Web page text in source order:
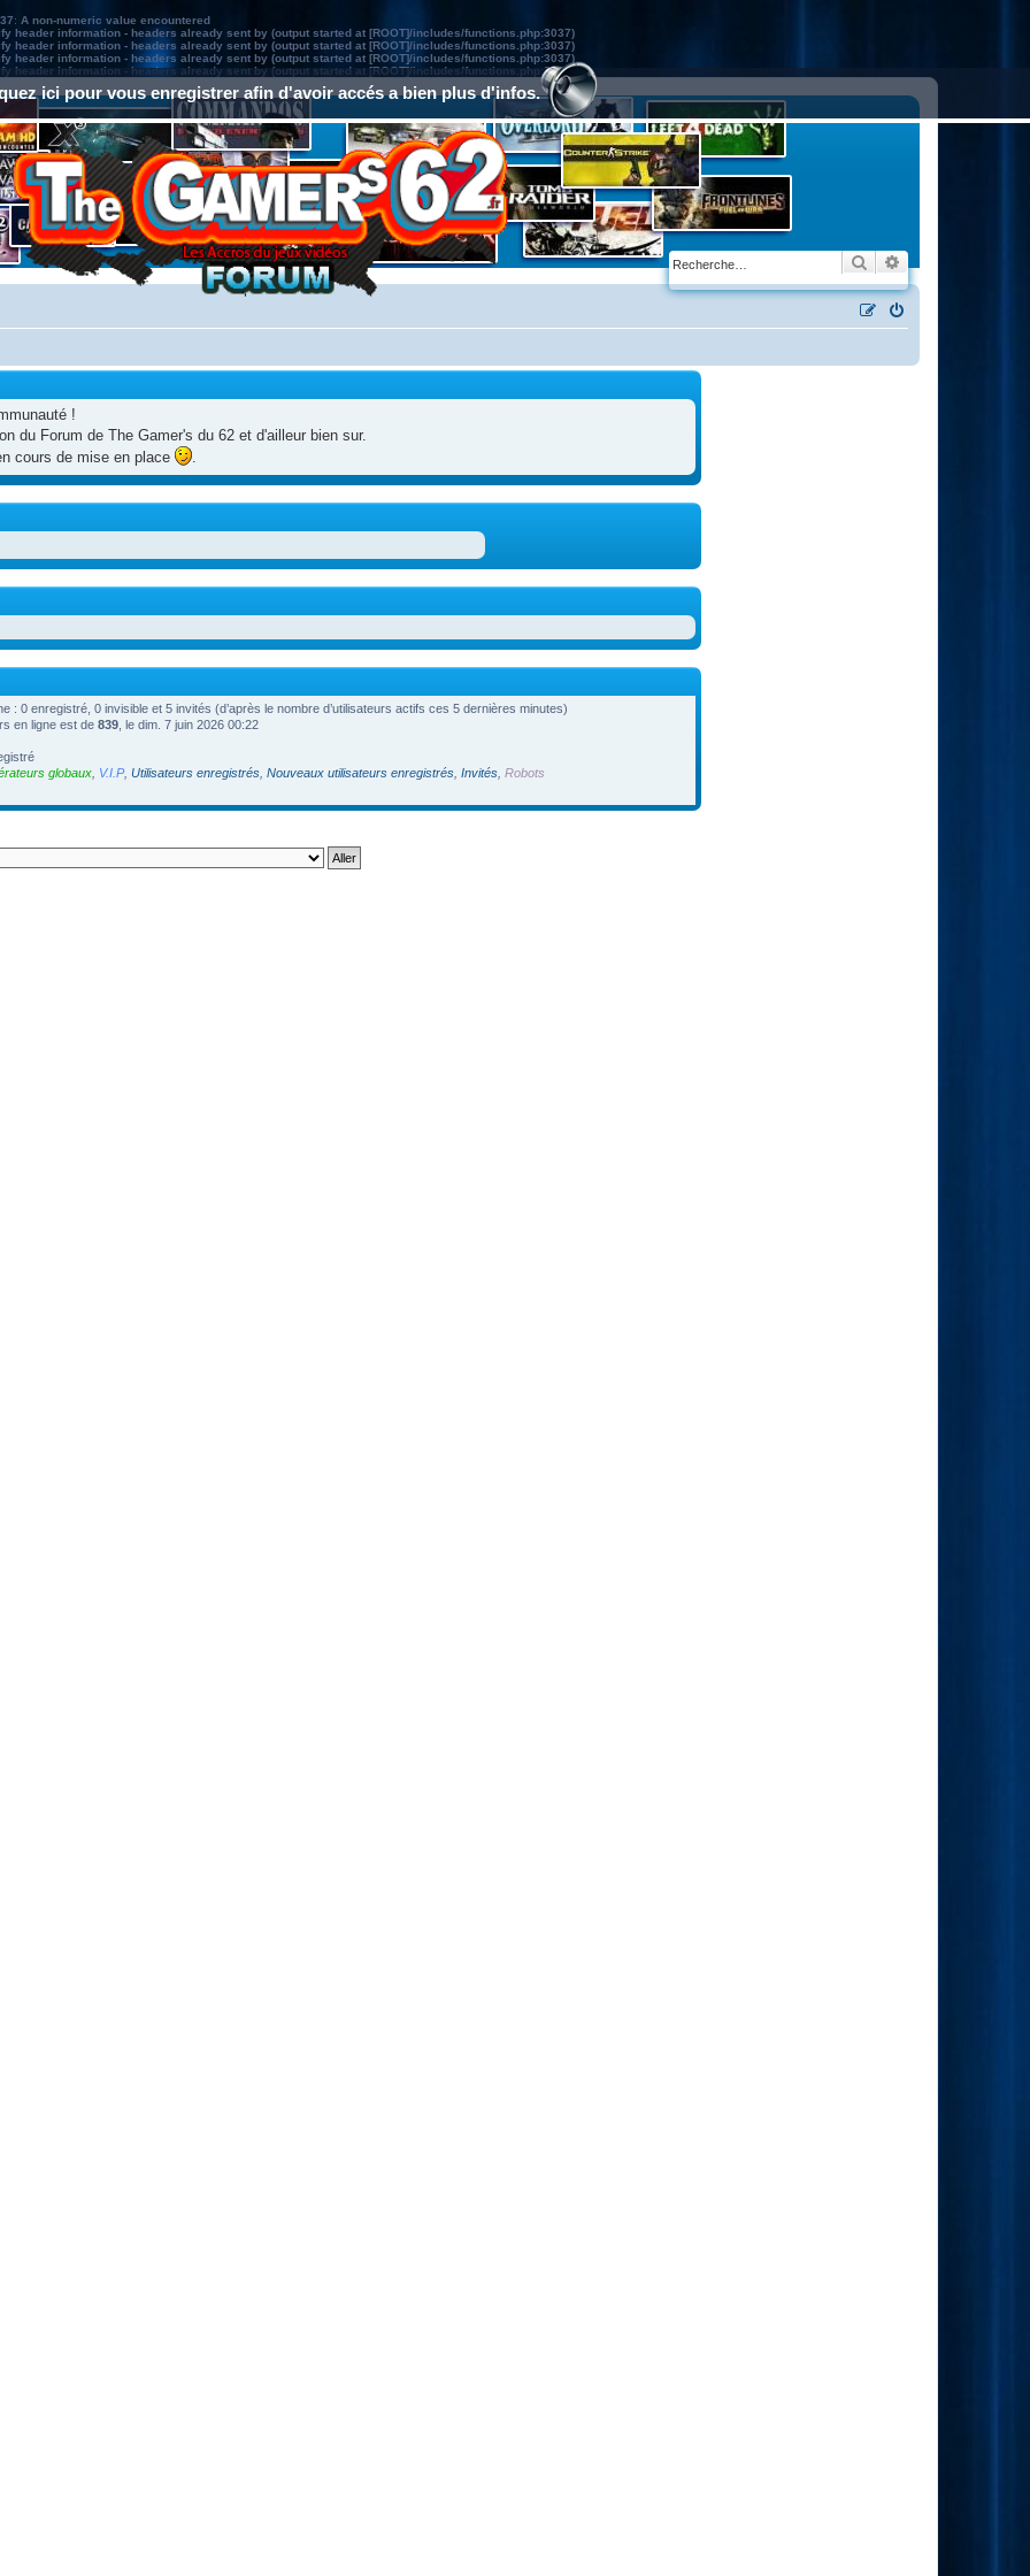
: A non-numeric value encountered
header information - headers already sent by (output started at [ROOT]/includes/functions.php:3037)
header information - headers already sent by (output started at [ROOT]/includes/functions.php:3037)
header information - headers already sent by (output started at [ROOT]/includes/functions.php:3037)
header information - headers already sent by (output started at [ROOT]/includes/functions.php:3037)
ici pour vous enregistrer afin d'avoir accés a bien plus d'infos.
RechercherRecherche
!
du Forum de The Gamer's du 62 et d'ailleur bien sur.
cours de mise en place
.
: 0 enregistré, 0 invisible et 5 invités (d’après le nombre d’utilisateurs actifs ces 5 dernières minutes)
en ligne est de 839 , le dim. 7 juin 2026 00:22
globaux V.I.P, Utilisateurs enregistrés Nouveaux utilisateurs enregistrés Invités Robots